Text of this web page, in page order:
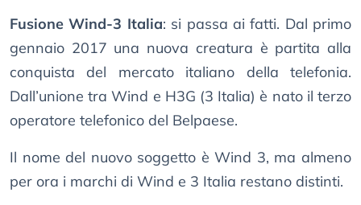
Fusione Wind-3 Italia: si passa ai fatti. Dal primo
gennaio 2017 una nuova creatura è partita alla
conquista del mercato italiano della telefonia.
Dall’unione tra Wind e H3G (3 Italia) è nato il terzo
operatore telefonico del Belpaese.
Il nome del nuovo soggetto è Wind 3, ma almeno
per ora i marchi di Wind e 3 Italia restano distinti.